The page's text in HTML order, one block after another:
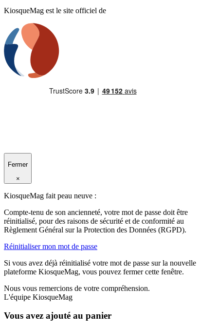
KiosqueMag est le site officiel de
Fermer
×
KiosqueMag fait peau neuve :
Compte-tenu de son ancienneté, votre mot de passe doit être
réinitialisé, pour des raisons de sécurité et de conformité au
Règlement Général sur la Protection des Données (RGPD).
Réinitialiser mon mot de passe
Si vous avez déjà réinitialisé votre mot de passe sur la nouvelle
plateforme KiosqueMag, vous pouvez fermer cette fenêtre.
Nous vous remercions de votre compréhension.
L'équipe KiosqueMag
Vous avez ajouté au panier